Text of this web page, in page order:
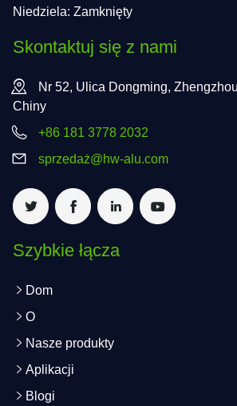
Niedziela: Zamknięty
Skontaktuj się z nami
Nr 52, Ulica Dongming,
Chiny
+86 181 3778 2032
sprzedaż@hw-alu.com
Szybkie łącza
Dom
O
Nasze produkty
Aplikacji
Blogi